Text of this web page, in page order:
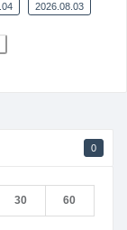
2026.08.03
0
30 60